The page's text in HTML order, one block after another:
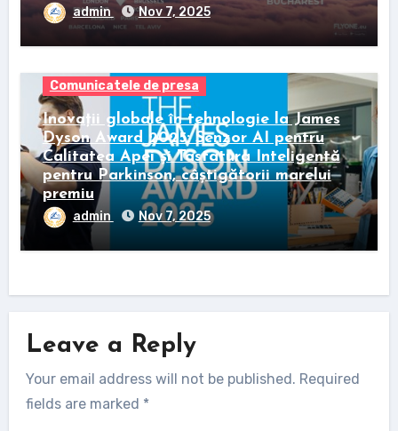
admin Nov 7, 2025
Comunicatele de presa
Inovații globale în tehnologie la James
Dyson Award 2025: Senzor AI pentru
Calitatea Apei și Tastatura Inteligentă
pentru Parkinson, câștigătorii marelui
premiu
admin Nov 7, 2025
Leave a Reply
Your email address will not be published. Required
fields are marked *